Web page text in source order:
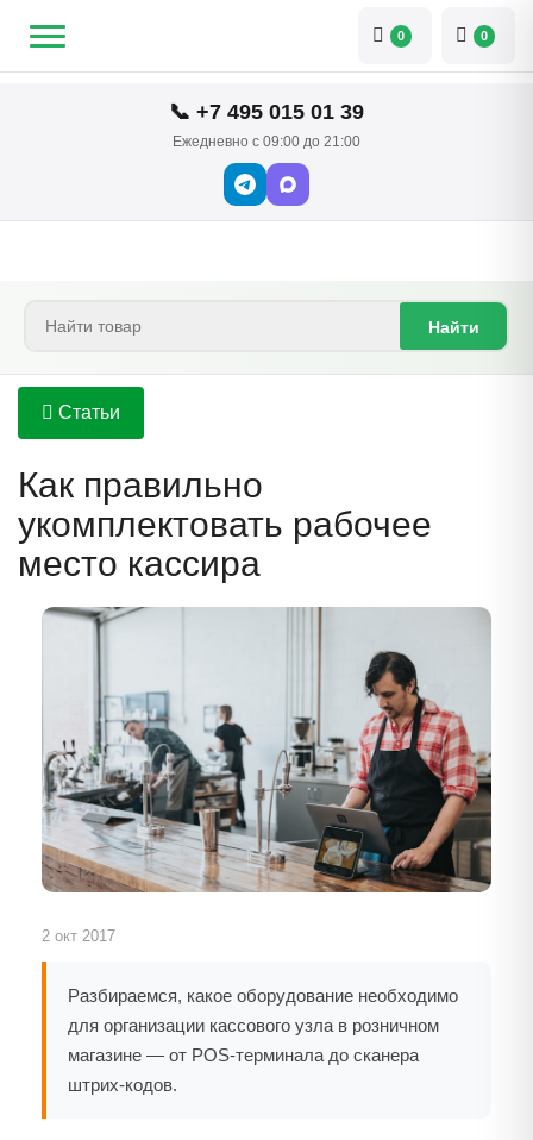
📞 +7 495 015 01 39
Ежедневно с 09:00 до 21:00
0 0
Найти
Статьи
Как правильно
укомплектовать рабочее
место кассира
2 окт 2017
Разбираемся, какое оборудование необходимо
для организации кассового узла в розничном
магазине — от POS-терминала до сканера
штрих-кодов.